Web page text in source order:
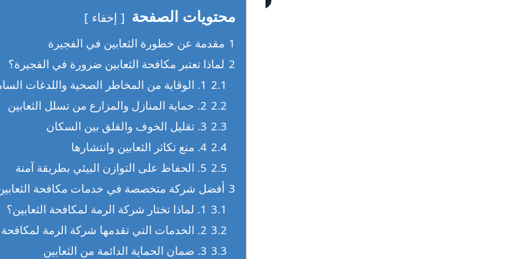
محتويات الصفحة إخفاء
1 مقدمة عن خطورة الثعابين في الفجيرة
2 لماذا تعتبر مكافحة الثعابين ضرورة في الفجيرة؟
2.1 1. الوقاية من المخاطر الصحية واللدغات السامة
2.2 2. حماية المنازل والمزارع من تسلل الثعابين
2.3 3. تقليل الخوف والقلق بين السكان
2.4 4. منع تكاثر الثعابين وانتشارها
2.5 5. الحفاظ على التوازن البيئي بطريقة آمنة
3 أفضل شركة متخصصة في خدمات مكافحة
3.1 1. لماذا تختار شركة الرمة لمكافحة الثعابين؟
3.2 2. الخدمات التي تقدمها شركة الرمة لمكافحة الثعابين
3.3 3. ضمان الحماية الدائمة من الثعابين